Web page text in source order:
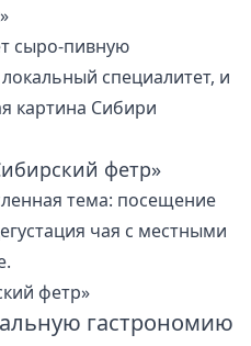
сыро-пивную
специалитет, и
картина Сибири
фетр»
тема: посещение
чая с местными
фетр»
гастрономию